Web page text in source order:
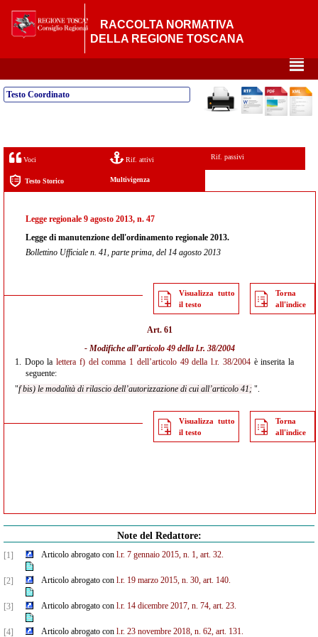
RACCOLTA NORMATIVA
DELLA REGIONE TOSCANA
²
Testo Coordinato
Voci Rif. attivi Rif. passivi
Testo Storico Multivigenza
Legge regionale 9 agosto 2013, n. 47
Legge di manutenzione dell'ordinamento regionale 2013.
Bollettino Ufficiale n. 41, parte prima, del 14 agosto 2013
Visualizza tutto
il testo
Torna
all'indice
Art. 61
- Modifiche all’articolo 49 della l.r. 38/2004
1. Dopo lalettera f) del comma 1 dell’articolo 49 della l.r. 38/2004è inserita la
seguente:
"f bis) le modalità di rilascio dell’autorizzazione di cui all’articolo 41; ".
Visualizza tutto
il testo
Torna
all'indice
Note del Redattore:
[1] Articolo abrogato con l.r. 7 gennaio 2015, n. 1, art. 32.
[2] Articolo abrogato con l.r. 19 marzo 2015, n. 30, art. 140.
[3] Articolo abrogato con l.r. 14 dicembre 2017, n. 74, art. 23.
[4] Articolo abrogato con l.r. 23 novembre 2018, n. 62, art. 131.